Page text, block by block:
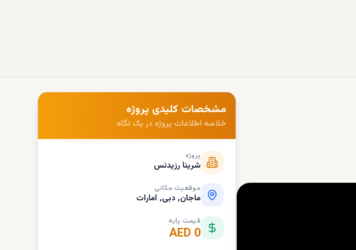
مشخصات کلیدی پروژه
خلاصه اطلاعات پروژه در یک نگاه
پروژه
شرینا رزیدنس
موقعیت مکانی
ماجان, دبی, امارات
قیمت پایه
AED 0